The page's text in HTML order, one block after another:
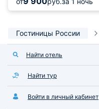
Гостиницы России
Найти отель
Найти тур
Войти в личный кабинет